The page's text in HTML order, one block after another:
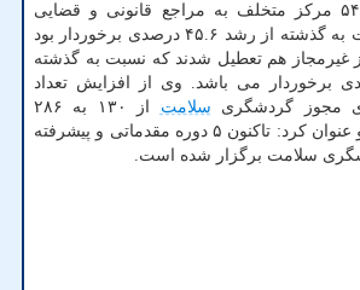
بازدیدها ۹ هزار و ۵۴۹ مرکز متخلف به مراجع قانونی و قضایی
عرضه شدند که نسبت به گذشته از رشد ۴۵.۶ درصدی برخوردار بود
و ۷۶۰ مرکز غیرمجاز هم تعطیل شدند که نسبت به گذشته
۴۲.۵۲ درصدی برخوردار می باشد. وی از افزایش تعداد
مجوز گردشگری سلامت
از ۱۳۰ به ۲۸۶
۵ دوره مقدماتی و پیشرفته
سلامت برگزار شده است.